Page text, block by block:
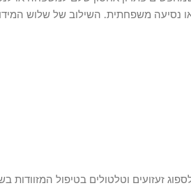
ו-28 אינץ' לחופשות ארוכות או נסיעה
זעזועים וטלטולים בטיפול